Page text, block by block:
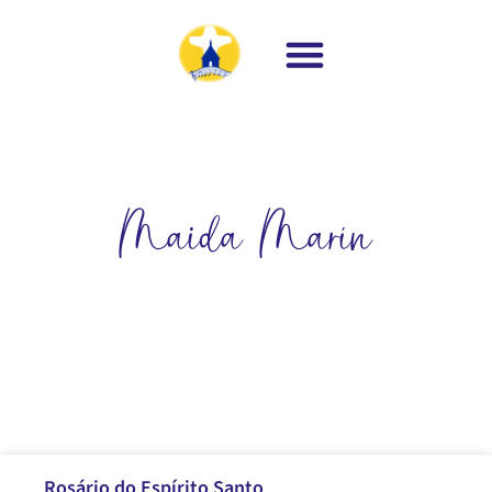
Maida Marín